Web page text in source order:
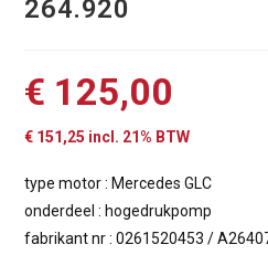
264.920
€ 125,00
€ 151,25 incl. 21% BTW
type motor : Mercedes GLC
onderdeel : hogedrukpomp
fabrikant nr : 0261520453 /